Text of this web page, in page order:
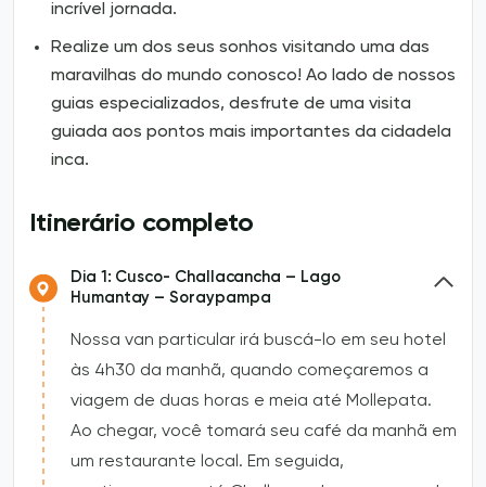
incrível jornada.
Realize um dos seus sonhos visitando uma das
maravilhas do mundo conosco! Ao lado de nossos
guias especializados, desfrute de uma visita
guiada aos pontos mais importantes da cidadela
inca.
Itinerário completo
Dia 1: Cusco- Challacancha – Lago
Humantay – Soraypampa
Nossa van particular irá buscá-lo em seu hotel
às 4h30 da manhã, quando começaremos a
viagem de duas horas e meia até Mollepata.
Ao chegar, você tomará seu café da manhã em
um restaurante local. Em seguida,